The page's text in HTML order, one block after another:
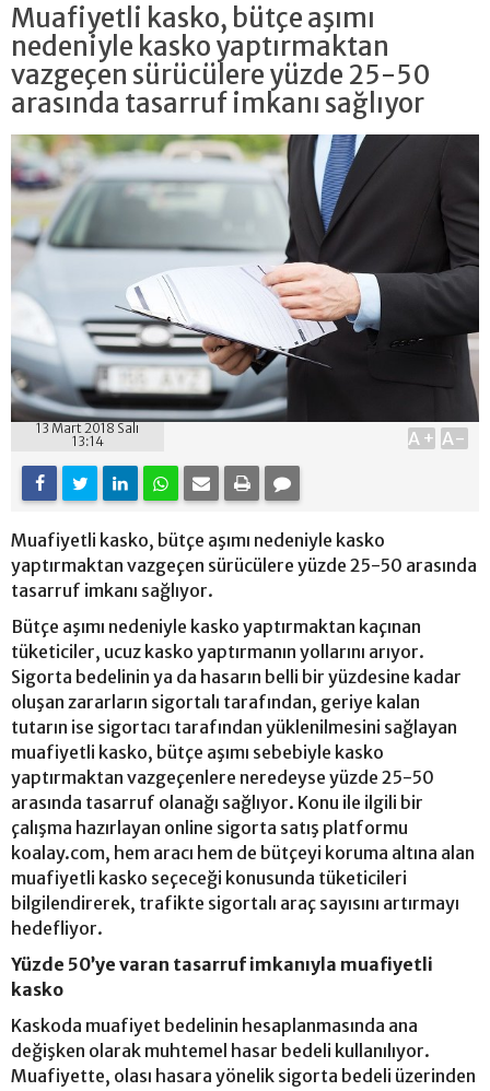
Muafiyetli kasko, bütçe aşımı
nedeniyle kasko yaptırmaktan
vazgeçen sürücülere yüzde 25-50
arasında tasarruf imkanı sağlıyor
13 Mart 2018 Salı
13:14
A+ A-
Muafiyetli kasko, bütçe aşımı nedeniyle kasko
yaptırmaktan vazgeçen sürücülere yüzde 25-50 arasında
tasarruf imkanı sağlıyor.
Bütçe aşımı nedeniyle kasko yaptırmaktan kaçınan
tüketiciler, ucuz kasko yaptırmanın yollarını arıyor.
Sigorta bedelinin ya da hasarın belli bir yüzdesine kadar
oluşan zararların sigortalı tarafından, geriye kalan
tutarın ise sigortacı tarafından yüklenilmesini sağlayan
muafiyetli kasko, bütçe aşımı sebebiyle kasko
yaptırmaktan vazgeçenlere neredeyse yüzde 25-50
arasında tasarruf olanağı sağlıyor. Konu ile ilgili bir
çalışma hazırlayan online sigorta satış platformu
koalay.com, hem aracı hem de bütçeyi koruma altına alan
muafiyetli kasko seçeceği konusunda tüketicileri
bilgilendirerek, trafikte sigortalı araç sayısını artırmayı
hedefliyor.
Yüzde 50’ye varan tasarruf imkanıyla muafiyetli
kasko
Kaskoda muafiyet bedelinin hesaplanmasında ana
değişken olarak muhtemel hasar bedeli kullanılıyor.
Muafiyette, olası hasara yönelik sigorta bedeli üzerinden